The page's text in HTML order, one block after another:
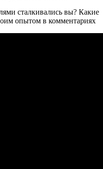
сталкивались вы? Какие
опытом в комментариях